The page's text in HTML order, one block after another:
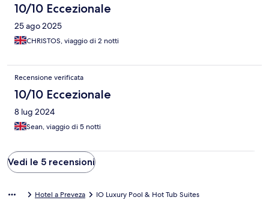
10/10 Eccezionale
25 ago 2025
CHRISTOS, viaggio di 2 notti
Recensione verificata
10/10 Eccezionale
8 lug 2024
Sean, viaggio di 5 notti
Vedi le 5 recensioni
Hotel a Preveza IO Luxury Pool & Hot Tub Suites